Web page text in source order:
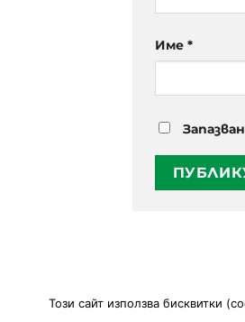
Име *
Този сайт използва бисквитки